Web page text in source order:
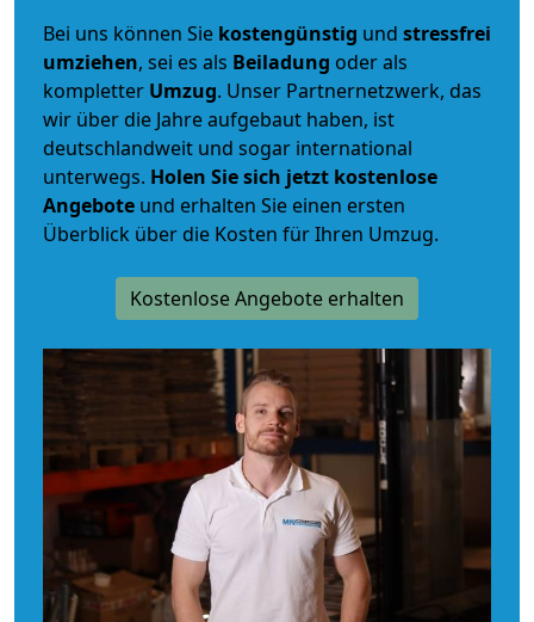
Bei uns können Sie kostengünstig und stressfrei
umziehen, sei es als Beiladung oder als
kompletter Umzug. Unser Partnernetzwerk, das
wir über die Jahre aufgebaut haben, ist
deutschlandweit und sogar international
unterwegs. Holen Sie sich jetzt kostenlose
Angebote und erhalten Sie einen ersten
Überblick über die Kosten für Ihren Umzug.
Kostenlose Angebote erhalten